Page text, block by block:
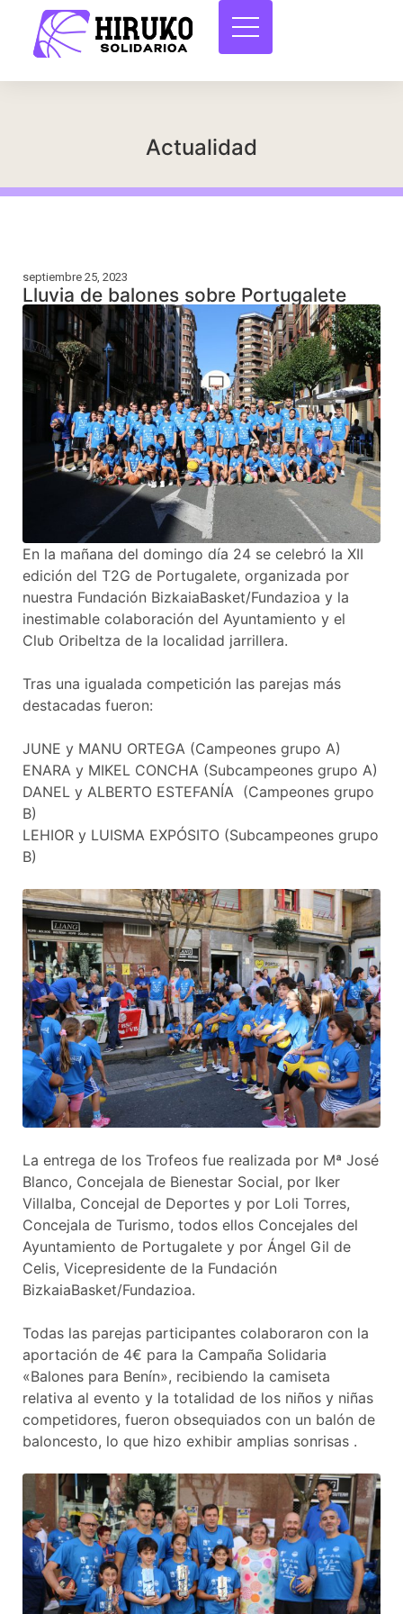
Actualidad
septiembre 25, 2023
Lluvia de balones sobre Portugalete
En la mañana del domingo día 24 se celebró la XII
edición del T2G de Portugalete, organizada por
nuestra Fundación BizkaiaBasket/Fundazioa y la
inestimable colaboración del Ayuntamiento y el
Club Oribeltza de la localidad jarrillera.
Tras una igualada competición las parejas más
destacadas fueron:
JUNE y MANU ORTEGA (Campeones grupo A)
ENARA y MIKEL CONCHA (Subcampeones grupo A)
DANEL y ALBERTO ESTEFANÍA (Campeones grupo
B)
LEHIOR y LUISMA EXPÓSITO (Subcampeones grupo
B)
La entrega de los Trofeos fue realizada por Mª José
Blanco, Concejala de Bienestar Social, por Iker
Villalba, Concejal de Deportes y por Loli Torres,
Concejala de Turismo, todos ellos Concejales del
Ayuntamiento de Portugalete y por Ángel Gil de
Celis, Vicepresidente de la Fundación
BizkaiaBasket/Fundazioa.
Todas las parejas participantes colaboraron con la
aportación de 4€ para la Campaña Solidaria
«Balones para Benín», recibiendo la camiseta
relativa al evento y la totalidad de los niños y niñas
competidores, fueron obsequiados con un balón de
baloncesto, lo que hizo exhibir amplias sonrisas .